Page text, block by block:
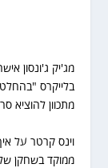
בלייקרס
מתכוון להוציא
וינס קרטר על
ממוקד בשחקן